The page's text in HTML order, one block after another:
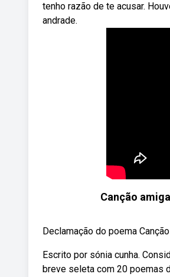
tenho razão de te acusar.
andrade.
Canção
Declamação do poema
Escrito por sónia cunha.
breve seleta com 20 poemas